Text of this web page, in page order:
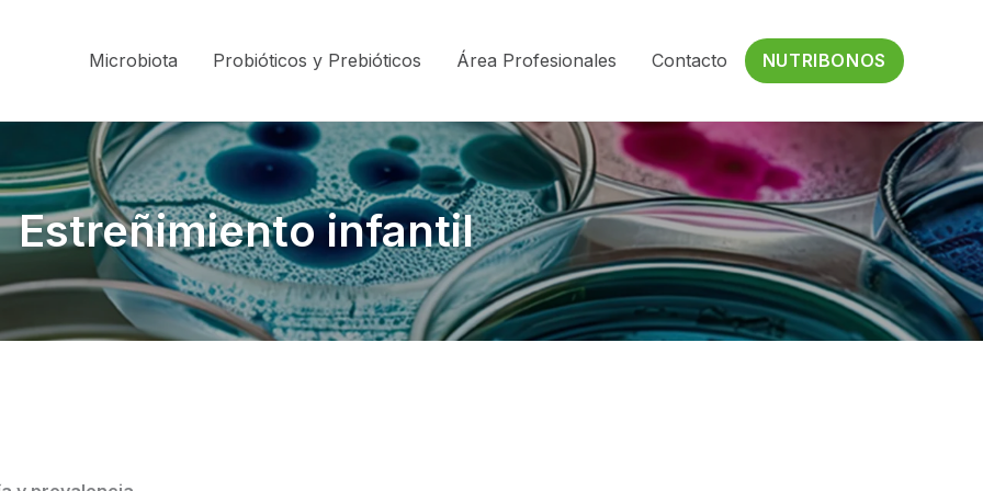
Microbiota Probióticos y Prebióticos Área Profesionales Contacto NUTRIBONOS
Estreñimiento infantil